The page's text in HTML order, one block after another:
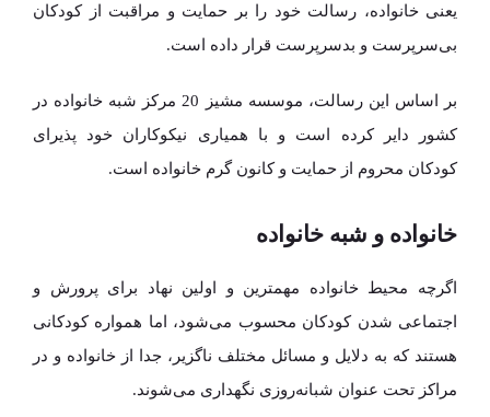
یعنی خانواده، رسالت خود را بر حمایت و مراقبت از کودکان
بی‌سرپرست و بدسرپرست قرار داده است.
بر اساس این رسالت، موسسه مشیز 20 مرکز شبه خانواده در
کشور دایر کرده است و با همیاری نیکوکاران خود پذیرای
کودکان محروم از حمایت و کانون گرم خانواده است.
خانواده و شبه خانواده
اگرچه محیط خانواده مهمترین و اولین نهاد برای پرورش و
اجتماعی شدن کودکان محسوب می‌شود، اما همواره کودکانی
هستند که به دلایل و مسائل مختلف ناگزیر، جدا از خانواده و در
مراکز تحت عنوان شبانه‌روزی نگهداری می‌شوند.